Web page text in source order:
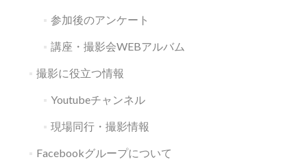
参加後のアンケート
講座・撮影会WEBアルバム
撮影に役立つ情報
Youtubeチャンネル
現場同行・撮影情報
Facebookグループについて